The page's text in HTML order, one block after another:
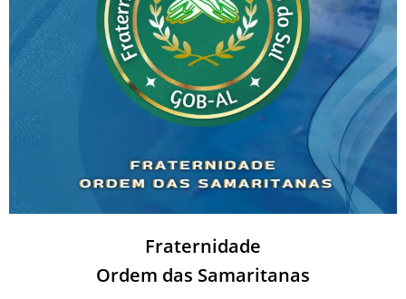
Fraternidade
Ordem das Samaritanas